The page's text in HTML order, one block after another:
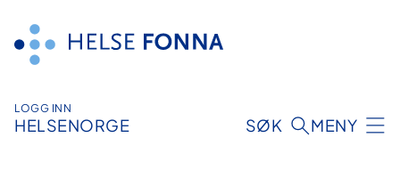
innhald
LOGG INN
HELSENORGE SØK MENY